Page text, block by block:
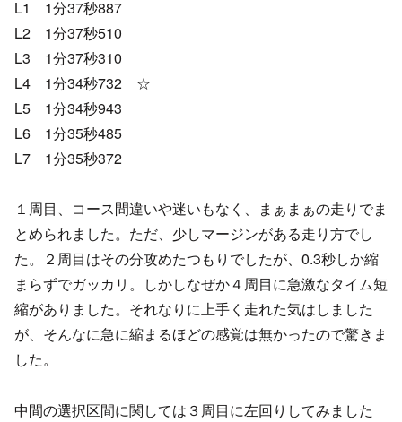
L1 1分37秒887
L2 1分37秒510
L3 1分37秒310
L4 1分34秒732 ☆
L5 1分34秒943
L6 1分35秒485
L7 1分35秒372
１周目、コース間違いや迷いもなく、まぁまぁの走りでま
とめられました。ただ、少しマージンがある走り方でし
た。２周目はその分攻めたつもりでしたが、0.3秒しか縮
まらずでガッカリ。しかしなぜか４周目に急激なタイム短
縮がありました。それなりに上手く走れた気はしました
が、そんなに急に縮まるほどの感覚は無かったので驚きま
した。
中間の選択区間に関しては３周目に左回りしてみました